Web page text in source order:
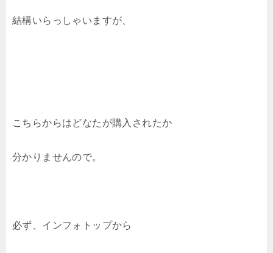
結構いらっしゃいますが、
こちらからはどなたが購入されたか
分かりませんので。
必ず、インフォトップから